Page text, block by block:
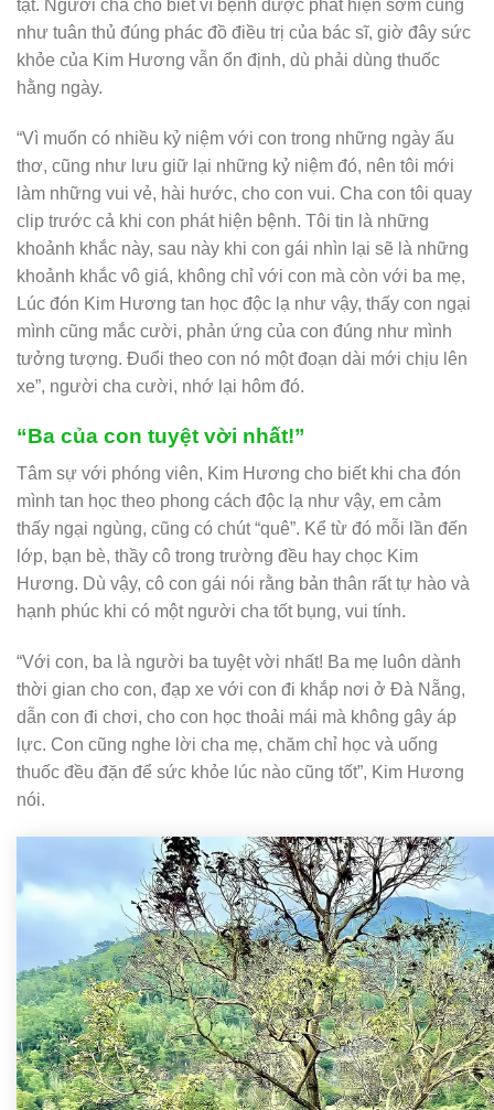
tật. Người cha cho biết vì bệnh được phát hiện sớm cũng
như tuân thủ đúng phác đồ điều trị của bác sĩ, giờ đây sức
khỏe của Kim Hương vẫn ổn định, dù phải dùng thuốc
hằng ngày.
“Vì muốn có nhiều kỷ niệm với con trong những ngày ấu
thơ, cũng như lưu giữ lại những kỷ niệm đó, nên tôi mới
làm những vui vẻ, hài hước, cho con vui. Cha con tôi quay
clip trước cả khi con phát hiện bệnh. Tôi tin là những
khoảnh khắc này, sau này khi con gái nhìn lại sẽ là những
khoảnh khắc vô giá, không chỉ với con mà còn với ba mẹ,
Lúc đón Kim Hương tan học độc lạ như vậy, thấy con ngại
mình cũng mắc cười, phản ứng của con đúng như mình
tưởng tượng. Đuổi theo con nó một đoạn dài mới chịu lên
xe”, người cha cười, nhớ lại hôm đó.
“Ba của con tuyệt vời nhất!”
Tâm sự với phóng viên, Kim Hương cho biết khi cha đón
mình tan học theo phong cách độc lạ như vậy, em cảm
thấy ngại ngùng, cũng có chút “quê”. Kể từ đó mỗi lần đến
lớp, bạn bè, thầy cô trong trường đều hay chọc Kim
Hương. Dù vậy, cô con gái nói rằng bản thân rất tự hào và
hạnh phúc khi có một người cha tốt bụng, vui tính.
“Với con, ba là người ba tuyệt vời nhất! Ba mẹ luôn dành
thời gian cho con, đạp xe với con đi khắp nơi ở Đà Nẵng,
dẫn con đi chơi, cho con học thoải mái mà không gây áp
lực. Con cũng nghe lời cha mẹ, chăm chỉ học và uống
thuốc đều đặn để sức khỏe lúc nào cũng tốt”, Kim Hương
nói.